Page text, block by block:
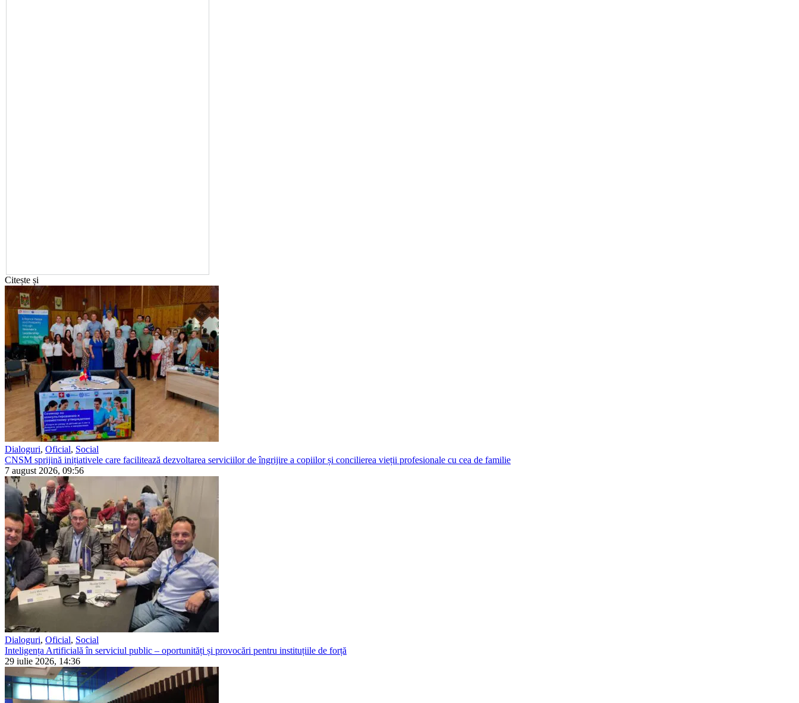
Citește și
Dialoguri, Oficial, Social
CNSM sprijină inițiativele care facilitează dezvoltarea serviciilor de îngrijire a copiilor și concilierea vieții profesionale cu cea de familie
7 august 2026, 09:56
Dialoguri, Oficial, Social
Inteligența Artificială în serviciul public – oportunități și provocări pentru instituțiile de forță
29 iulie 2026, 14:36